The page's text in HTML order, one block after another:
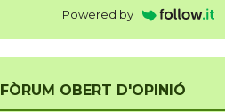
Powered by
FÒRUM OBERT D'OPINIÓ